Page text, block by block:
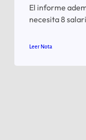
El informe
necesita 8
Leer Nota